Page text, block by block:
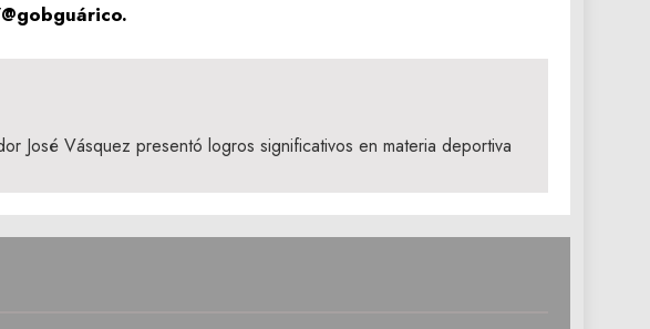
José Vásquez presentó logros significativos en materia deportiva